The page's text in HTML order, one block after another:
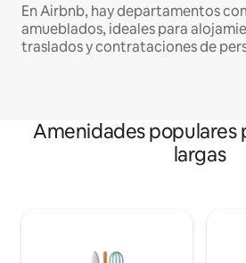
En Airbnb, hay departamentos
amueblados, ideales para
traslados y contrataciones de
Amenidades populares
largas